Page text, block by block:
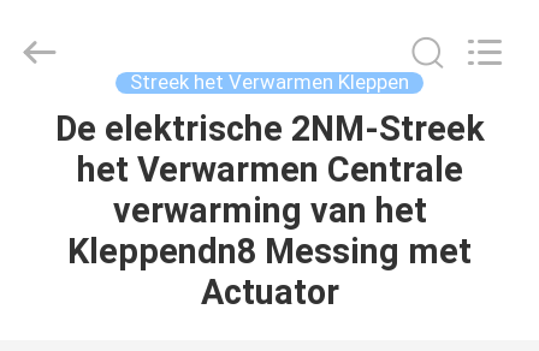
HUIS
PRODUCTEN
ONGEVEER
Technology
Streek het Verwarmen Kleppen
De elektrische 2NM-Streek
het Verwarmen Centrale
verwarming van het
Kleppendn8 Messing met
Actuator